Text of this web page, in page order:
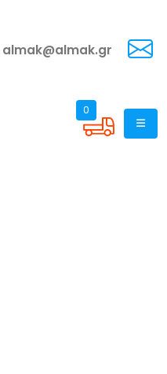
almak@almak.gr
0